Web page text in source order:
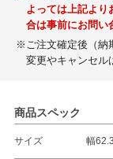
よっては上記より
合は事前にお問い
※ご注文確定後（納
変更やキャンセル
商品スペック
サイズ 幅